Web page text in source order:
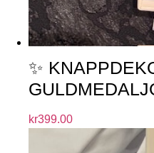
✨
kr399.00